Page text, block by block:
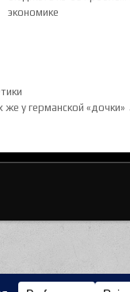
экономике
же у германской «дочки»